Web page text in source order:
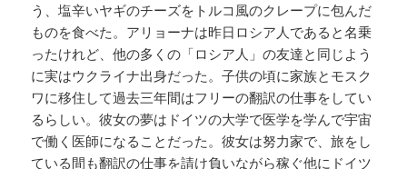
う、塩辛いヤギのチーズをトルコ風のクレープに包んだ
ものを食べた。アリョーナは昨日ロシア人であると名乗
ったけれど、他の多くの「ロシア人」の友達と同じよう
に実はウクライナ出身だった。子供の頃に家族とモスク
ワに移住して過去三年間はフリーの翻訳の仕事をしてい
るらしい。彼女の夢はドイツの大学で医学を学んで宇宙
で働く医師になることだった。彼女は努力家で、旅をし
ている間も翻訳の仕事を請け負いながら稼ぐ他にドイツ